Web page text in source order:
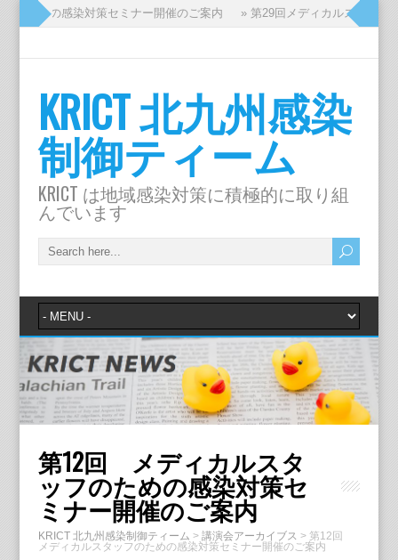
ための感染対策セミナー開催のご案内 » 第29回メディカルスタッフの
KRICT 北九州感染
制御ティーム
KRICT は地域感染対策に積極的に取り組
んでいます
第12回 メディカルスタ
ッフのための感染対策セ
ミナー開催のご案内
KRICT 北九州感染制御ティーム > 講演会アーカイブス > 第12回
メディカルスタッフのための感染対策セミナー開催のご案内